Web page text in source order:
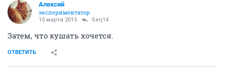
Алексий
экспериментатор
15 марта 2015 Serj14
Затем, что кушать хочется.
ОТВЕТИТЬ